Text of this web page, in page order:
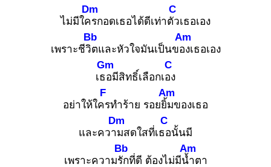
ไม่มีใคร
Dm
กอดเธอได้ดีเท่าตัว
C
เธอเอง
เพราะชีวิต
Bb
และหัวใจมันเป็นของ
Am
เธอเอง
เธอ
Gm
มีสิทธิ์เลือกเอง
C
อย่าให้ใคร
F
ทำร้าย รอยยิ้ม
Am
ของเธอ
และความ
Dm
สดใสที่เธอ
C
นั้นมี
เพราะความรัก
Bb
ที่ดี ต้องไม่มีน้ำ
Am
ตา